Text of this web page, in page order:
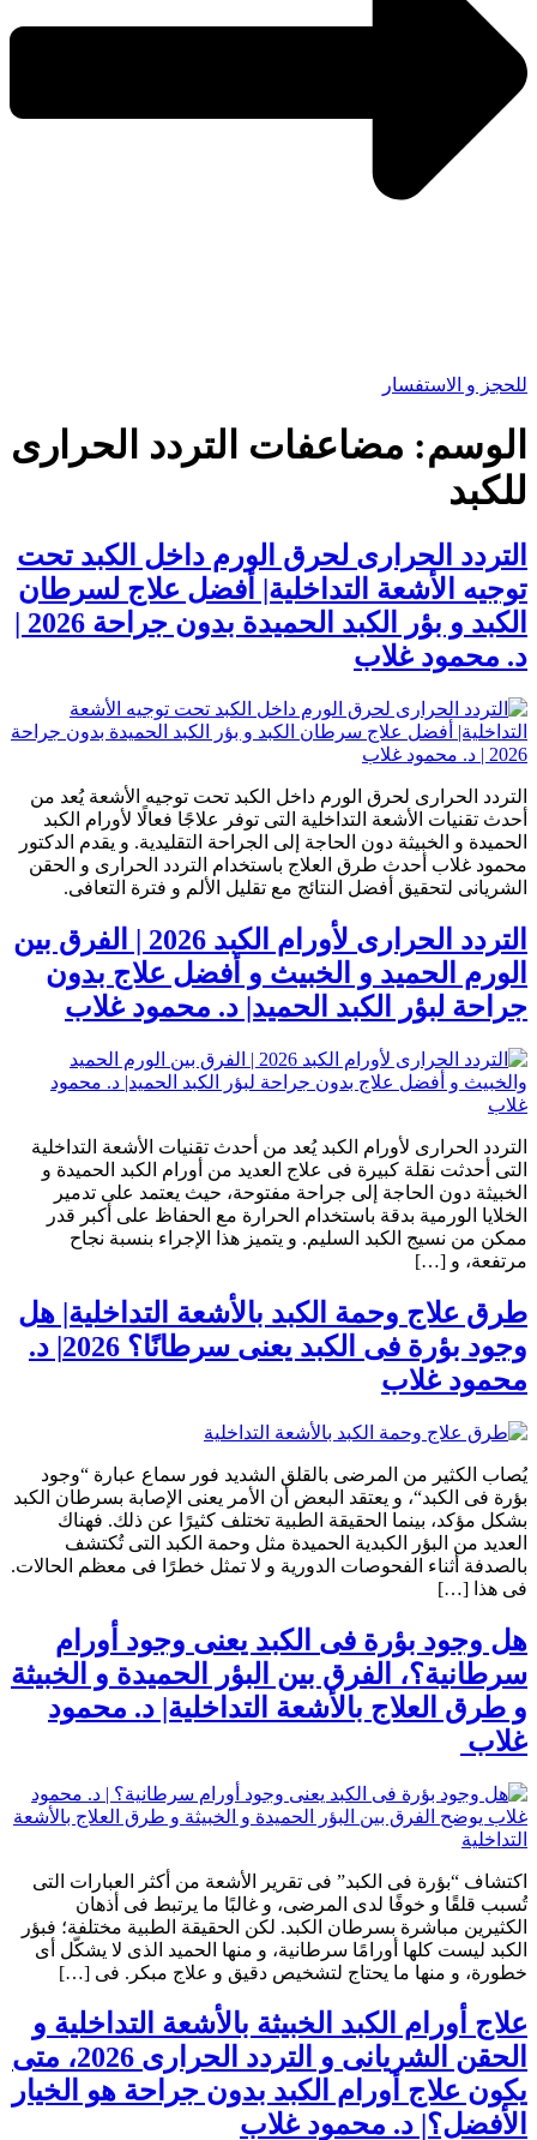
للحجز و الاستفسار
الوسم: مضاعفات التردد الحرارى
للكبد
التردد الحرارى لحرق الورم داخل الكبد تحت
توجيه الأشعة التداخلية| أفضل علاج لسرطان
د. محمود غلاب
التردد الحرارى لحرق الورم داخل الكبد تحت توجيه الأشعة يُعد من
أحدث تقنيات الأشعة التداخلية التى توفر علاجًا فعالًا لأورام الكبد
الحميدة و الخبيثة دون الحاجة إلى الجراحة التقليدية. و يقدم الدكتور
محمود غلاب أحدث طرق العلاج باستخدام التردد الحرارى و الحقن
الشريانى لتحقيق أفضل النتائج مع تقليل الألم و فترة التعافى.
التردد الحرارى لأورام الكبد 2026 | الفرق بين
الورم الحميد و الخبيث و أفضل علاج بدون
جراحة لبؤر الكبد الحميد| د. محمود غلاب
التردد الحرارى لأورام الكبد يُعد من أحدث تقنيات الأشعة التداخلية
التى أحدثت نقلة كبيرة فى علاج العديد من أورام الكبد الحميدة و
الخبيثة دون الحاجة إلى جراحة مفتوحة، حيث يعتمد على تدمير
الخلايا الورمية بدقة باستخدام الحرارة مع الحفاظ على أكبر قدر
ممكن من نسيج الكبد السليم. و يتميز هذا الإجراء بنسبة نجاح
مرتفعة، و […]
طرق علاج وحمة الكبد بالأشعة التداخلية| هل
وجود بؤرة فى الكبد يعنى سرطانًا؟ 2026| د.
محمود غلاب
يُصاب الكثير من المرضى بالقلق الشديد فور سماع عبارة “وجود
بؤرة فى الكبد“، و يعتقد البعض أن الأمر يعنى الإصابة بسرطان الكبد
بشكل مؤكد، بينما الحقيقة الطبية تختلف كثيرًا عن ذلك. فهناك
العديد من البؤر الكبدية الحميدة مثل وحمة الكبد التى تُكتشف
بالصدفة أثناء الفحوصات الدورية و لا تمثل خطرًا فى معظم الحالات.
فى هذا […]
هل وجود بؤرة فى الكبد يعنى وجود أورام
سرطانية؟، الفرق بين البؤر الحميدة و الخبيثة
و طرق العلاج بالأشعة التداخلية| د. محمود
غلاب
اكتشاف “بؤرة فى الكبد” فى تقرير الأشعة من أكثر العبارات التى
تُسبب قلقًا و خوفًا لدى المرضى، و غالبًا ما يرتبط فى أذهان
الكثيرين مباشرة بسرطان الكبد. لكن الحقيقة الطبية مختلفة؛ فبؤر
الكبد ليست كلها أورامًا سرطانية، و منها الحميد الذى لا يشكّل أى
خطورة، و منها ما يحتاج لتشخيص دقيق و علاج مبكر. فى […]
علاج أورام الكبد الخبيثة بالأشعة التداخلية و
الحقن الشريانى و التردد الحرارى 2026، متى
يكون علاج أورام الكبد بدون جراحة هو الخيار
الأفضل؟| د. محمود غلاب